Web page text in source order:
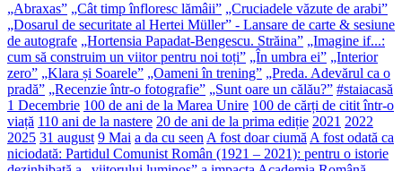
„Abraxas” „Cât timp înfloresc lămâii” „Cruciadele văzute de arabi”
„Dosarul de securitate al Hertei Müller” - Lansare de carte & sesiune
de autografe „Hortensia Papadat-Bengescu. Străina” „Imagine if...:
cum să construim un viitor pentru noi toți” „În umbra ei” „Interior
zero” „Klara și Soarele” „Oameni în trening” „Preda. Adevărul ca o
pradă” „Recenzie într-o fotografie” „Sunt oare un călău?” #staiacasă
1 Decembrie 100 de ani de la Marea Unire 100 de cărți de citit într-o
viață 110 ani de la nastere 20 de ani de la prima ediție 2021 2022
2025 31 august 9 Mai a da cu seen A fost doar ciumă A fost odată ca
niciodată: Partidul Comunist Român (1921 – 2021): pentru o istorie